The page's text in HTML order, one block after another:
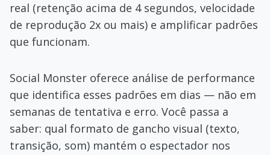
real (retenção acima de 4 segundos, velocidade
de reprodução 2x ou mais) e amplificar padrões
que funcionam.
Social Monster oferece análise de performance
que identifica esses padrões em dias — não em
semanas de tentativa e erro. Você passa a
saber: qual formato de gancho visual (texto,
transição, som) mantém o espectador nos